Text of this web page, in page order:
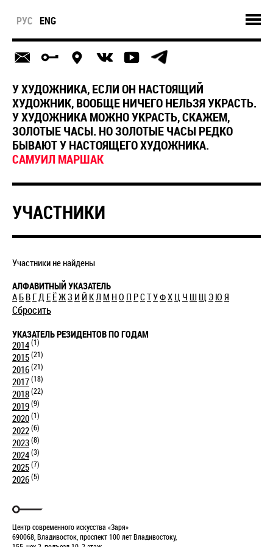
РУС ENG
У ХУДОЖНИКА, ЕСЛИ ОН НАСТОЯЩИЙ
ХУДОЖНИК, ВООБЩЕ НИЧЕГО НЕЛЬЗЯ УКРАСТЬ.
У ХУДОЖНИКА МОЖНО УКРАСТЬ, СКАЖЕМ,
ЗОЛОТЫЕ ЧАСЫ. НО ЗОЛОТЫЕ ЧАСЫ РЕДКО
БЫВАЮТ У НАСТОЯЩЕГО ХУДОЖНИКА.
САМУИЛ МАРШАК
УЧАСТНИКИ
Участники не найдены
АЛФАВИТНЫЙ УКАЗАТЕЛЬ
А Б В ГД Е ЁЖЗ И Й КЛ М НО П РСТУФХ Ц Ч Ш Щ Э Ю Я
Сбросить
УКАЗАТЕЛЬ РЕЗИДЕНТОВ ПО ГОДАМ
2014(1)
2015(21)
2016(21)
2017(18)
2018(22)
2019(9)
2020(1)
2022(6)
2023(8)
2024(3)
2025(7)
2026(5)
Центр современного искусства «Заря»
690068, Владивосток, проспект 100 лет Владивостоку,